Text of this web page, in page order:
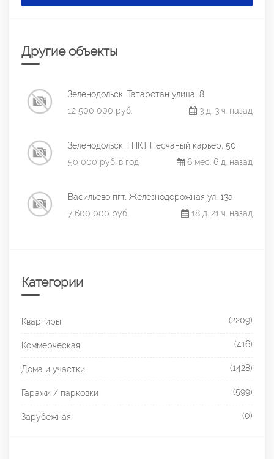
Другие объекты
Зеленодольск, Татарстан улица, 8
12 500 000 руб.
3 д. 3 ч. назад
Зеленодольск, ГНКТ Песчаный карьер, 50
50 000 руб. в год
6 мес. 6 д. назад
Васильево пгт, Железнодорожная ул, 13а
7 600 000 руб.
18 д. 21 ч. назад
Категории
Квартиры (2209)
Коммерческая (416)
Дома и участки (1428)
Гаражи / парковки (599)
Зарубежная (0)